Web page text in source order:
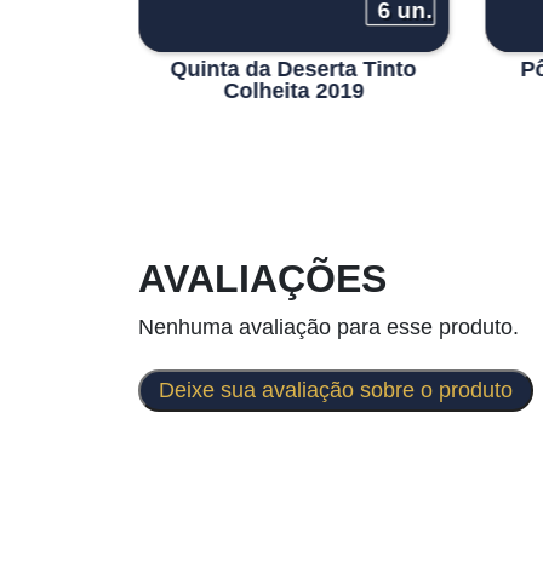
6 un.
Quinta da Deserta Tinto
Colheita 2019
AVALIAÇÕES
Nenhuma avaliação para esse produto.
Deixe sua avaliação sobre o produto